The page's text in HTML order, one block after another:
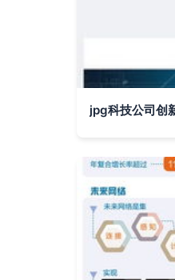
jpg科技公司创